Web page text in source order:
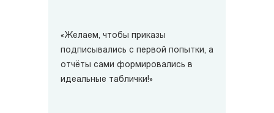
«Желаем, чтобы приказы
подписывались с первой попытки, а
отчёты сами формировались в
идеальные таблички!»